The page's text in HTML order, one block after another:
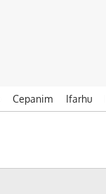
Cepanim Ifarhu